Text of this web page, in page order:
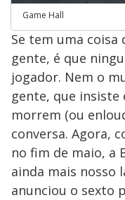
Game Hall
Se tem uma coisa
gente, é que
jogador. Nem o
gente, que insiste
morrem (ou
conversa. Agora,
no fim de maio, a
ainda mais nosso
anunciou o sexto